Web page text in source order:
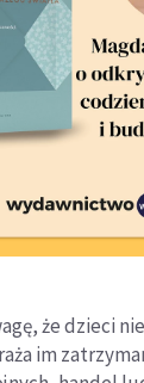
że dzieci
im